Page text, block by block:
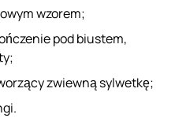
wzorem;
pod biustem,
zwiewną sylwetkę;